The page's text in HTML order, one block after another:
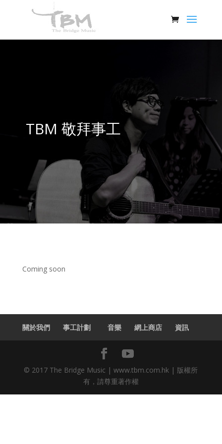
TBM 敬拜事工
Coming soon
關於我們 事工計劃 音樂 網上商店 資訊
© 2017 The Bridge Music | www.tbm.com.hk | 版權所
有，請尊重著作權